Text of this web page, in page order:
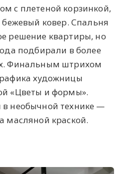
с плетеной корзинкой,
ковер. Спальня
решение квартиры, но
подбирали в более
Финальным штрихом
художницы
«Цветы и формы».
необычной технике —
масляной краской.